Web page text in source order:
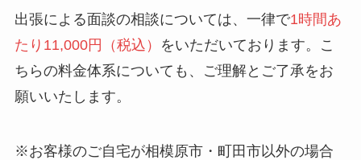
出張による面談の相談については、一律で1時間あ
たり11,000円（税込）
をいただいております。こ
ちらの料金体系についても、ご理解とご了承をお
願いいたします。
※お客様のご自宅が相模原市・町田市以外の場合